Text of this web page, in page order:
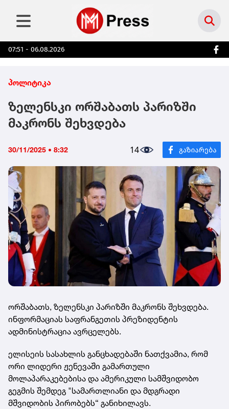
07:51 - 06.08.2026
პოლიტიკა
ზელენსკი ორშაბათს პარიზში
მაკრონს შეხვდება
30/11/2025 • 8:32 14
ორშაბათს, ზელენსკი პარიზში მაკრონს შეხვდება.
ინფორმაციას საფრანგეთის პრეზიდენტის
ადმინისტრაცია ავრცელებს.
ელისეის სასახლის განცხადებაში ნათქვამია, რომ
ორი ლიდერი ჟენევაში გამართული
მოლაპარაკებებისა და ამერიკული სამშვიდობო
გეგმის შემდეგ "სამართლიანი და მდგრადი
მშვიდობის პირობებს“ განიხილავს.